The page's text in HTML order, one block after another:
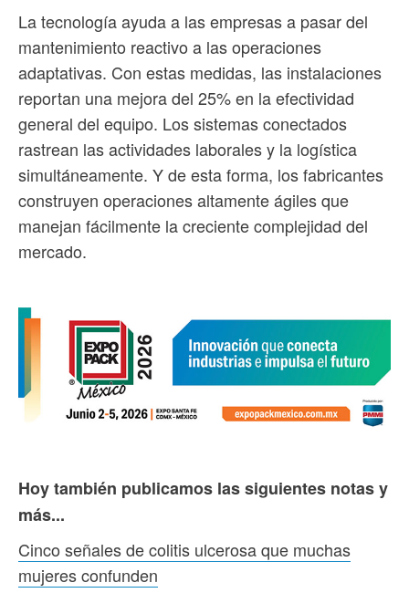
La tecnología ayuda a las empresas a pasar del
mantenimiento reactivo a las operaciones
adaptativas. Con estas medidas, las instalaciones
reportan una mejora del 25% en la efectividad
general del equipo. Los sistemas conectados
rastrean las actividades laborales y la logística
simultáneamente. Y de esta forma, los fabricantes
construyen operaciones altamente ágiles que
manejan fácilmente la creciente complejidad del
mercado.
Hoy también publicamos las siguientes notas y
más...
Cinco señales de colitis ulcerosa que muchas
mujeres confunden